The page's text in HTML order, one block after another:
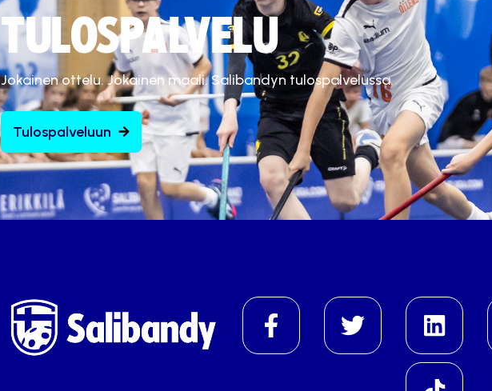
TULOSPALVELU
Jokainen ottelu. Jokainen maali. Salibandyn tulospalvelussa.
Tulospalveluun